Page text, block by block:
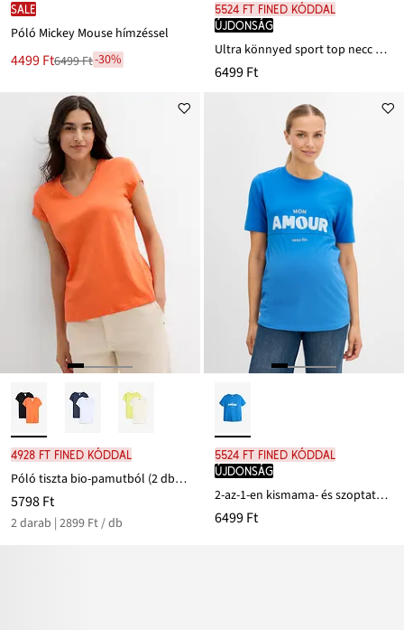
SALE
Póló Mickey Mouse hímzéssel
Új
4499 Ft
Leárazva6499 Ft-30%
5524 Ft FINED kóddal
újdonság
Ultra könnyed sport top necc betéttel, gyorsan szárad
6499 Ft
4928 Ft FINED kóddal
Póló tiszta bio-pamutból (2 db-os csomag)
5798 Ft
2 darab | 2899 Ft / db
5524 Ft FINED kóddal
újdonság
2-az-1-en kismama- és szoptatós póló bio-pamutból
6499 Ft